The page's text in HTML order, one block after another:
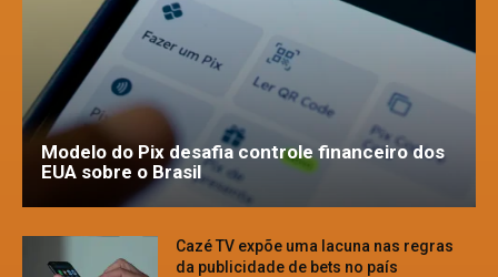
Modelo do Pix desafia controle financeiro dos
EUA sobre o Brasil
Cazé TV expõe uma lacuna nas regras
da publicidade de bets no país